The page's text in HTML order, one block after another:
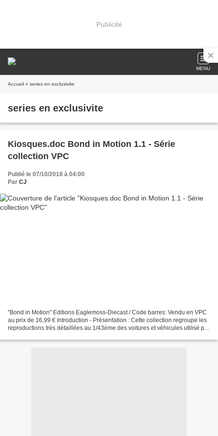
Publicité
MENU
Accueil » series en exclusivite
series en exclusivite
Kiosques.doc Bond in Motion 1.1 - Série
collection VPC
Publié le 07/10/2018 à 04:00
Par CJ
"Bond in Motion" Editions Eaglemoss-Diecast / Code barres: Vendu en VPC
au prix de 16,99 € Introduction - Présentation : Cette collection regroupe les
reproductions très détaillées au 1/43ème des voitures et véhicules utilisé par